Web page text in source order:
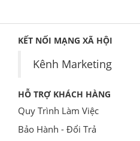
KẾT NỐI MẠNG XÃ HỘI
Kênh Marketing
HỖ TRỢ KHÁCH HÀNG
Quy Trình Làm Việc
Bảo Hành - Đổi Trả